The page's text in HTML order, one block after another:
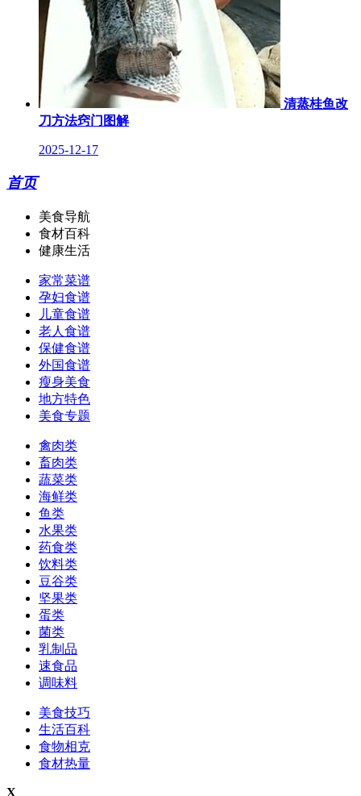
清蒸桂鱼改
刀方法窍门图解
2025-12-17
首页
美食导航
食材百科
健康生活
家常菜谱
孕妇食谱
儿童食谱
老人食谱
保健食谱
外国食谱
瘦身美食
地方特色
美食专题
禽肉类
畜肉类
蔬菜类
海鲜类
鱼类
水果类
药食类
饮料类
豆谷类
坚果类
蛋类
菌类
乳制品
速食品
调味料
美食技巧
生活百科
食物相克
食材热量
X